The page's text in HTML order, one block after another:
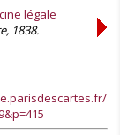
légale
1838.